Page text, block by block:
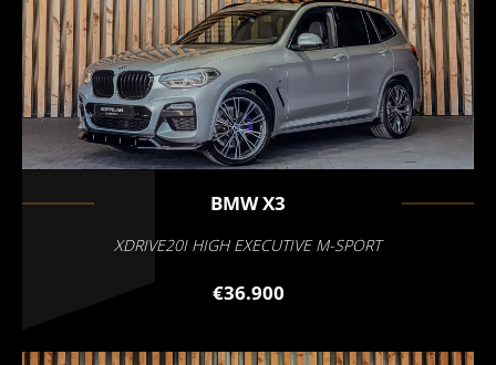
BMWX3
XDRIVE20I HIGH EXECUTIVE M-SPORT
€36.900